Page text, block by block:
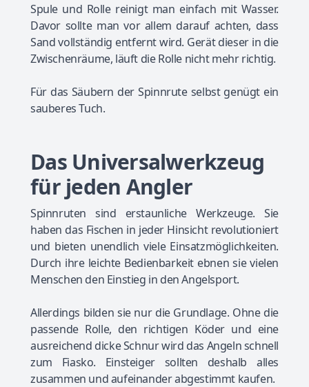
Spule und Rolle reinigt man einfach mit Wasser.
Davor sollte man vor allem darauf achten, dass
Sand vollständig entfernt wird. Gerät dieser in die
Zwischenräume, läuft die Rolle nicht mehr richtig.
Für das Säubern der Spinnrute selbst genügt ein
sauberes Tuch.
Das Universalwerkzeug
für jeden Angler
Spinnruten sind erstaunliche Werkzeuge. Sie
haben das Fischen in jeder Hinsicht revolutioniert
und bieten unendlich viele Einsatzmöglichkeiten.
Durch ihre leichte Bedienbarkeit ebnen sie vielen
Menschen den Einstieg in den Angelsport.
Allerdings bilden sie nur die Grundlage. Ohne die
passende Rolle, den richtigen Köder und eine
ausreichend dicke Schnur wird das Angeln schnell
zum Fiasko. Einsteiger sollten deshalb alles
zusammen und aufeinander abgestimmt kaufen.